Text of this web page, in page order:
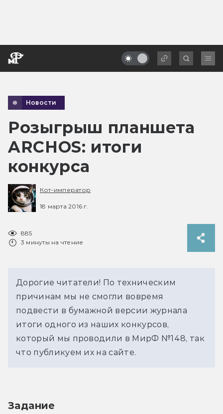
Новости
Розыгрыш планшета
ARCHOS: итоги
конкурса
Кот-император
18 марта 2016 г.
885
3 минуты на чтение
Дорогие читатели! По техническим
причинам мы не смогли вовремя
подвести в бумажной версии журнала
итоги одного из наших конкурсов,
который мы проводили в МирФ №148, так
что публикуем их на сайте.
Задание